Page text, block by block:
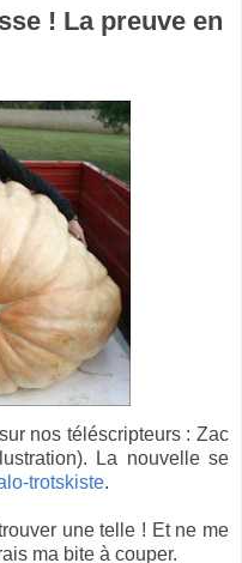
! La preuve en
nos téléscripteurs : Zac
La nouvelle se
trotskiste.
une telle ! Et ne me
ma bite à couper.